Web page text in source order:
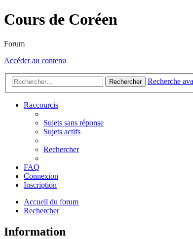
Cours de Coréen
Forum
Accéder au contenu
Rechercher Recherche
Raccourcis
Sujets sans réponse
Sujets actifs
Rechercher
FAQ
Connexion
Inscription
Accueil du forum
Rechercher
Information